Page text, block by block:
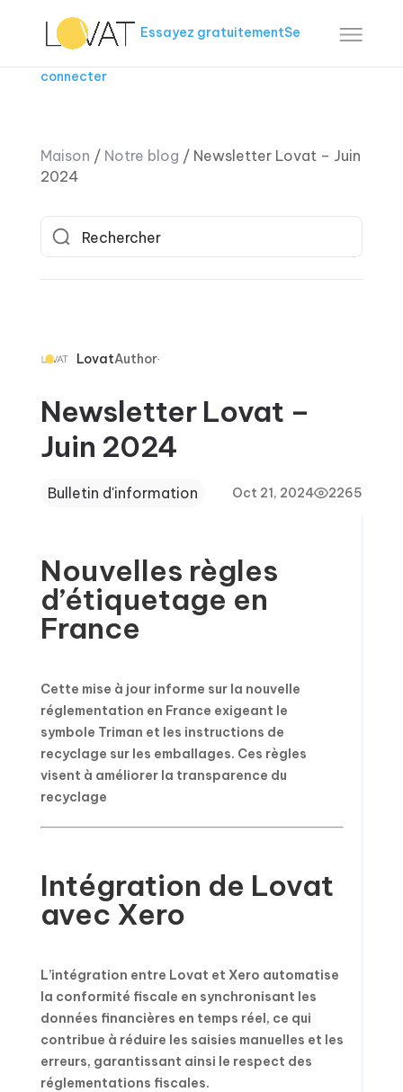
Essayez gratuitementSe
connecter
Maison / Notre blog / Newsletter Lovat – Juin
2024
LovatAuthor
Newsletter Lovat –
Juin 2024
Bulletin d'information Oct 21, 2024 2265
Nouvelles règles
d’étiquetage en
France
Cette mise à jour informe sur la nouvelle
réglementation en France exigeant le
symbole Triman et les instructions de
recyclage sur les emballages. Ces règles
visent à améliorer la transparence du
recyclage
Intégration de Lovat
avec Xero
L’intégration entre Lovat et Xero automatise
la conformité fiscale en synchronisant les
données financières en temps réel, ce qui
contribue à réduire les saisies manuelles et les
erreurs, garantissant ainsi le respect des
réglementations fiscales.